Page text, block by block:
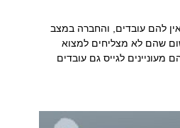
להם עובדים, והחברה במצב
שהם לא מצליחים למצוא
לגייס גם עובדים